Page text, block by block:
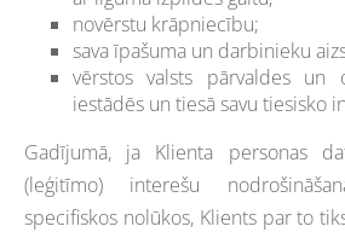
novērstu krāpniecību;
sava īpašuma un darbinieku
vērstos valsts pārvaldes un
iestādēs un tiesā savu tiesisko
Gadījumā, ja Klienta personas
(leģitīmo) interešu
specifiskos nolūkos, Klients par to